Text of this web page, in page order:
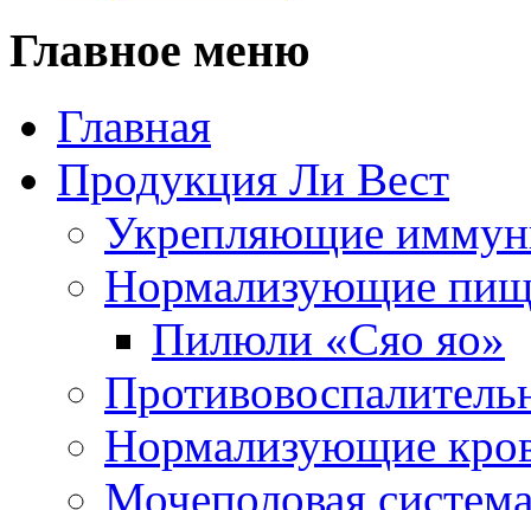
Главное меню
Главная
Продукция Ли Вест
Укрепляющие
Нормализующие
Пилюли «Сяо яо»
Нормализующие
Мочеполовая